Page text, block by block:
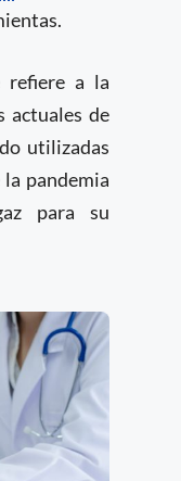
refiere a la
actuales de
utilizadas
pandemia
para su